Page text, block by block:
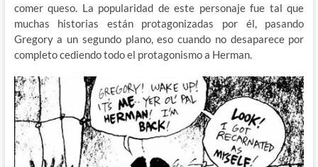
comer queso. La popularidad de este personaje fue tal que
muchas historias están protagonizadas por él, pasando
Gregory a un segundo plano, eso cuando no desaparece por
completo cediendo todo el protagonismo a Herman.